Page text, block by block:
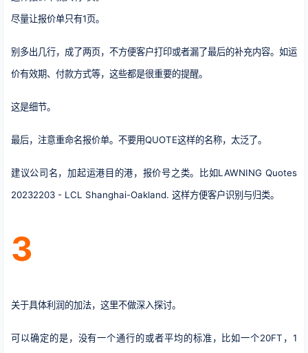
尽量让报价单只有1页。
别多出几行，成了两页，不方便客户打印或者漏了最后的补充内容。如运
价有效期、付款方式等，这些都是很重要的提醒。
这是细节。
最后，注意重命名报价单。 不要用QUOTE这样的名称，太泛了。
建议公司名，加起运港目的港，报价号之类。比如LAWNING Quotes
20232203 - LCL Shanghai-Oakland. 这样方便客户识别与归类。
3
关于具体利润的加法，这里不做深入探讨。
可以确定的是，没有一个通行的或者平均的标准，比如一个20FT，1